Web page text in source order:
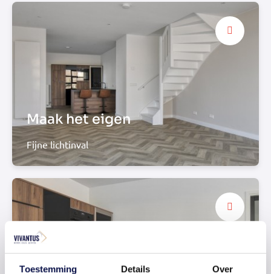
Toestemming Details Over
Maak het eigen
Fijne lichtinval